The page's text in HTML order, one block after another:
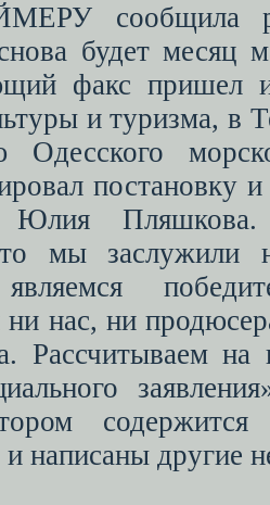
сообщила
будет
факс пришел
и туризма, в
Одесского
постановку
Юлия
мы заслужили
ни нас, ни
Рассчитываем на
содержится
написаны другие